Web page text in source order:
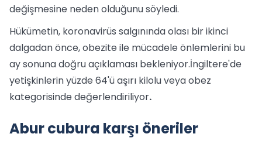
değişmesine neden olduğunu söyledi.
Hükümetin, koronavirüs salgınında olası bir ikinci
dalgadan önce, obezite ile mücadele önlemlerini bu
ay sonuna doğru açıklaması bekleniyor.İngiltere'de
yetişkinlerin yüzde 64'ü aşırı kilolu veya obez
kategorisinde değerlendiriliyor.
Abur cubura karşı öneriler